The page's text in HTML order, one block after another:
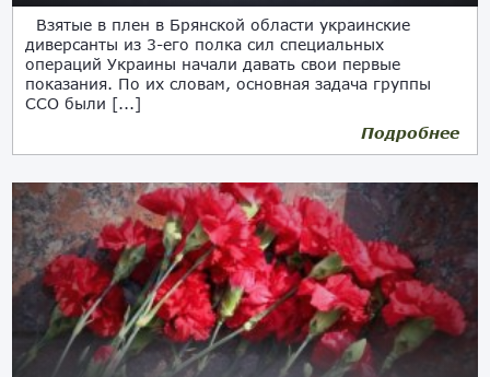
Взятые в плен в Брянской области украинские
диверсанты из 3-его полка сил специальных
операций Украины начали давать свои первые
показания. По их словам, основная задача группы
ССО были [...]
Подробнее